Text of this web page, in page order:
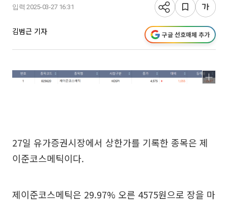
입력 2025-03-27 16:31
김범근 기자 구글 선호매체 추가
27일 유가증권시장에서 상한가를 기록한 종목은 제
이준코스메틱이다.
제이준코스메틱은 29.97% 오른 4575원으로 장을 마